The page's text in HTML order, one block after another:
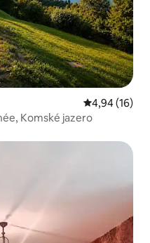
Priemerné
4,94 (16)
Komské jazero